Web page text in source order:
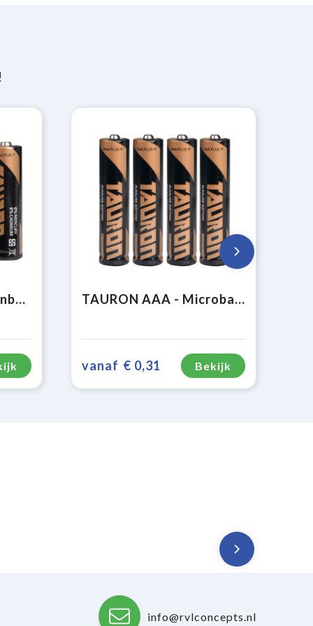
TAURON AA - Mignonbatterij TAURON (AA/LR6/AM3) TAURON AAA - Microbatterij TAURON (AAA/LR03/AM4)
vanaf € 0,31 Bekijk
info@rvlconcepts.nl